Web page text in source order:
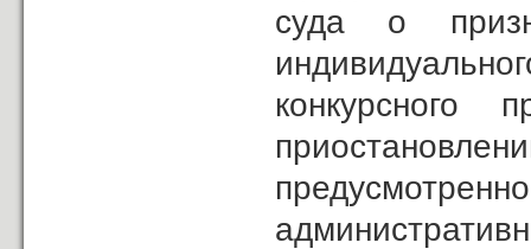
суда о
конкурсного